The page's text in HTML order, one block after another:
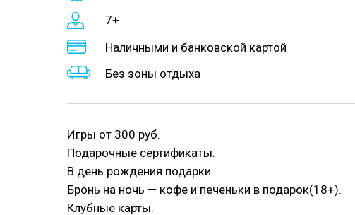
7+
Наличными и банковской картой
Без зоны отдыха
Игры от 300 руб.
Подарочные сертификаты.
В день рождения подарки.
Бронь на ночь — кофе и печеньки в подарок(18+).
Клубные карты.